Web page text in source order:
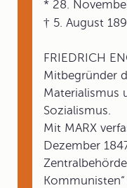
* 28.
† 5. August
FRIEDRICH
Mitbegründer
Materialismus
Sozialismus.
Mit MARX
Dezember